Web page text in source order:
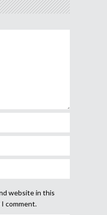
website in this
comment.